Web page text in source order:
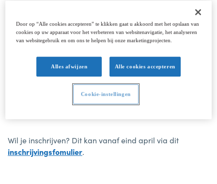
onderwijsorganisatie, de inschrijvingsvoorwaarden, de
ondersteunende diensten, het examenreglement, enz.
Onderwijs- en examenreglement2026 - 2027 –
Gedetailleerde informatie over de
onderwijsorganisatie, de inschrijvingsvoorwaarden, de
ondersteunende diensten, het examenreglement, enz.
Wil je inschrijven? Dit kan vanaf eind april via dit
inschrijvingsfomulier.
Door op “Alle cookies accepteren” te klikken gaat u akkoord met het opslaan van
cookies op uw apparaat voor het verbeteren van websitenavigatie, het analyseren
van websitegebruik en om ons te helpen bij onze marketingprojecten.
Alles afwijzen Alle cookies accepteren
Cookie-instellingen